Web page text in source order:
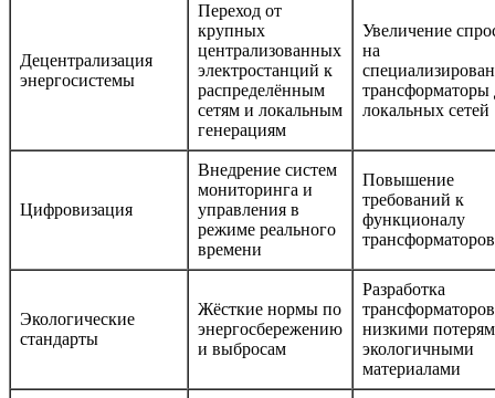
Децентрализация
энергосистемы
Переход от
крупных
централизованных
электростанций к
распределённым
сетям и локальным
генерациям
Увеличение
на
трансформаторы
локальных сетей
Цифровизация
Внедрение систем
мониторинга и
управления в
режиме реального
времени
Повышение
требований к
функционалу
трансформаторов
Экологические
стандарты
Жёсткие нормы по
энергосбережению
и выбросам
Разработка
низкими
экологичными
материалами